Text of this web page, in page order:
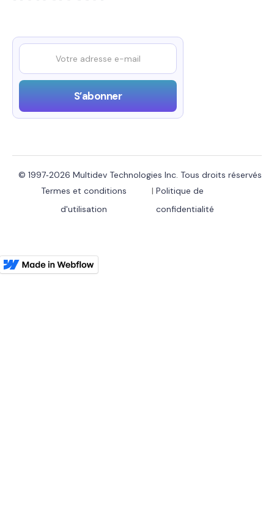
© 1997‑2026 Multidev Technologies Inc. Tous droits réservés
Termes et conditions
d'utilisation
| Politique de
confidentialité